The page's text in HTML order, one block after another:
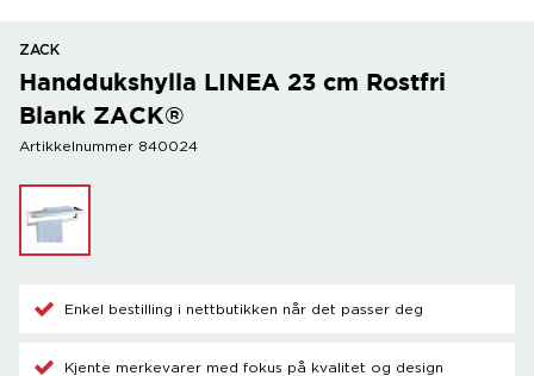
ZACK
Handdukshylla LINEA 23 cm Rostfri
Blank ZACK®
Artikkelnummer 840024
Enkel bestilling i nettbutikken når det passer deg
Kjente merkevarer med fokus på kvalitet og design